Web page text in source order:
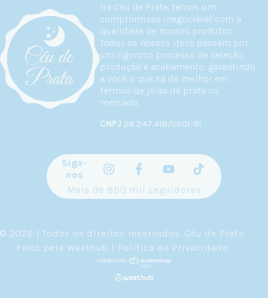
Na Céu de Prata, temos um
compromisso inegociável com a
qualidade de nossos produtos.
Todos os nossos itens passam por
um rigoroso processo de seleção,
produção e acabamento, garantindo
a você o que há de melhor em
termos de joias de prata no
mercado.
CNPJ 26.247.418/0001-91
Siga-
nos
Mais de 800 mil seguidores
© 2026 | Todos os direitos reservados. Céu de Prata
Feito pela Weethub | Política de Privacidade